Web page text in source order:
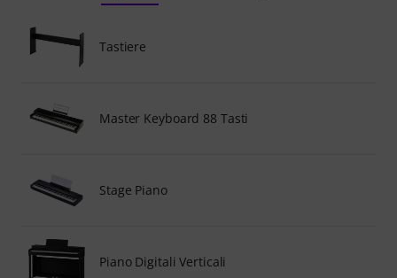
Tastiere
Master Keyboard 88 Tasti
Stage Piano
Piano Digitali Verticali